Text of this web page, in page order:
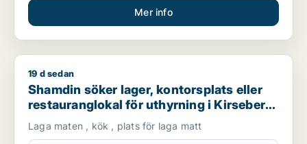
Mer info
Shamdin söker lager, kontorsplats eller restauranglokal för
19 d sedan
Shamdin söker lager, kontorsplats eller
restauranglokal för uthyrning i Kirseberg,
Husie eller Fosie m.fl.
Laga maten , kök , plats för laga matt